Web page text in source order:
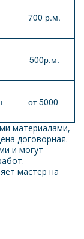
700 р.м.
500р.м.
от 5000
материалами,
договорная.
и могут
мастер на